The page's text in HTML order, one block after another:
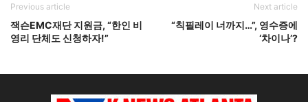
Previous article
잭슨EMC재단 지원금, “한인 비
영리 단체도 신청하자!”
Next article
“칙필레이 너까지…”, 영수증에
‘차이나’?